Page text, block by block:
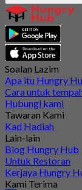
Soalan Lazim
Apa itu Hungry
Cara untuk
Hubungi kami
Tawaran Kami
Kad Hadiah
Lain-lain
Blog Hungry Hub
Untuk Restoran
Kerjaya Hungry
Kami Terima